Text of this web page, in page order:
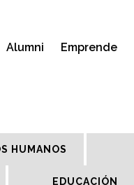
Alumni Emprende
HUMANOS
EDUCACIÓN